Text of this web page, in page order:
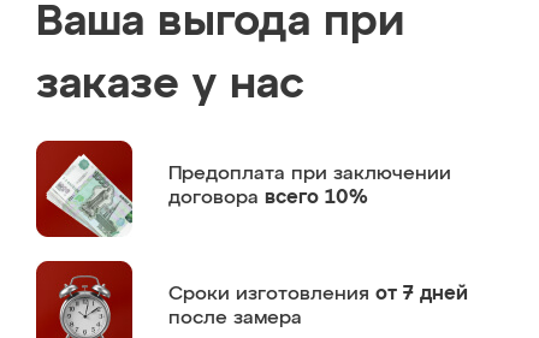
Ваша выгода при
заказе у нас
Предоплата при заключении
договора всего 10%
Сроки изготовления от 7 дней
после замера